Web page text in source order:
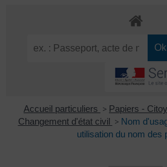
Accueil particuliers > Papiers -
Changement d'état civil > Nom
utilisation du nom des